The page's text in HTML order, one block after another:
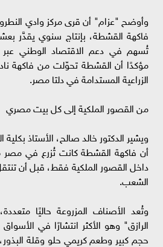
فاكهة القشطة، بإنتاج سنوي يقدَّر
تُسهم في دعم الاقتصاد الوطني عبر
مؤكدًا أن القشطة تحوّلت من فاكهة
الزراعية المستدامة في دلتا مصر.
من القصور الملكية إلى كل بيت مصري
ويشير الدكتور خالد صالح، الأستاذ بكلية
أن فاكهة القشطة كانت تُزرع في
داخل القصور الملكية فقط، قبل أن
الشعب.
وتُعد الأصناف المزروعة حاليًا
الرازق" وهو الأكثر انتشارًا في
حجم كبير وطعم كريمي حلو وقلة